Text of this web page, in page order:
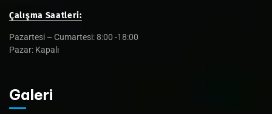
Çalışma Saatleri:
Pazartesi – Cumartesi: 8:00 -18:00
Pazar: Kapalı
Galeri